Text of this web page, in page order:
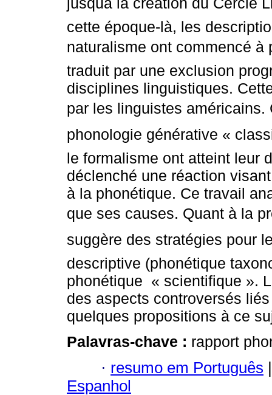
cette époque-là, les
naturalisme ont commencé à
traduit par une exclusion
disciplines linguistiques.
par les linguistes américains.
phonologie générative «
le formalisme ont atteint leur
déclenché une réaction
à la phonétique. Ce travail
que ses causes. Quant à la
suggère des stratégies pour
descriptive (phonétique
phonétique « scientifique ».
des aspects controversés
quelques propositions à ce
Palavras-chave : rapport
· resumo em Português |
Espanhol